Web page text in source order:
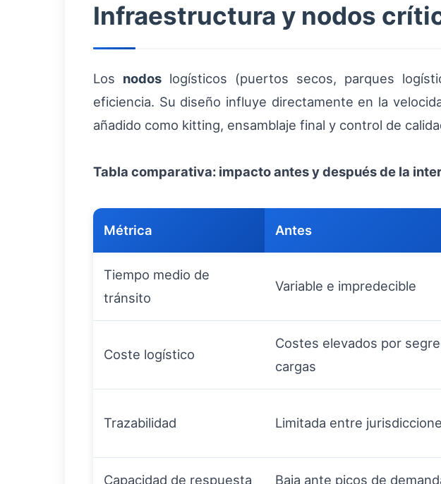
Infraestructura y nodos
Los nodos logísticos (puertos secos, parques
eficiencia. Su diseño influye directamente en la
añadido como kitting, ensamblaje final y control de
Tabla comparativa: impacto antes y después de la
Métrica Antes
Tiempo medio de
tránsito
Variable e impredecible
Coste logístico
Costes elevados por
cargas
Trazabilidad Limitada entre
Capacidad de respuesta Baja ante picos de